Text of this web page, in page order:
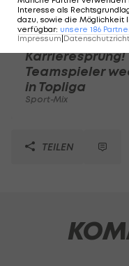
Karrieresprung!
Teamspieler
in Topliga
Sport-Mix
TEILEN
Interesse als
dazu, sowie die Möglichkeit
verfügbar: unsere 186
Impressum